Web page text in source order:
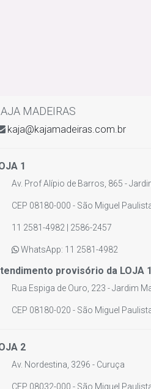
MADEIRAS
kaja@kajamadeiras.com.br
1
Av. Prof Alípio de Barros, 865 -
CEP 08180-000 - São Miguel
11 2581-4982 | 2586-2457
WhatsApp: 11 2581-4982
provisório da LOJA 1
Rua Espiga de Ouro, 223 - Jardim
CEP 08180-020 - São Miguel
2
Av. Nordestina, 3296 - Curuça
CEP 08032-000 - São Miguel